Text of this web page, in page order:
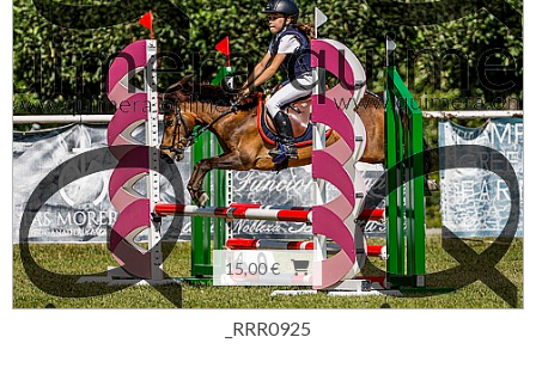
15,00 €
_RRR0925